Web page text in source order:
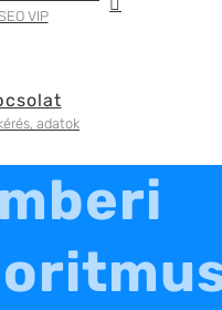
VIP
adatok